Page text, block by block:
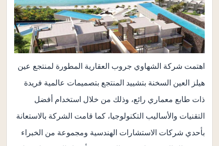
اهتمت شركة الشهاوي جروب العقارية المطورة لمنتجع عين
هيلز العين السخنة بتشييد المنتجع بتصميمات عالمية فريدة
ذات طابع معماري رائع، وذلك من خلال استخدام أفضل
التقنيات والأساليب التكنولوجيا، كما قامت الشركة بالاستعانة
بأحدي شركات الاستشارات الهندسية ومجموعة من الخبراء